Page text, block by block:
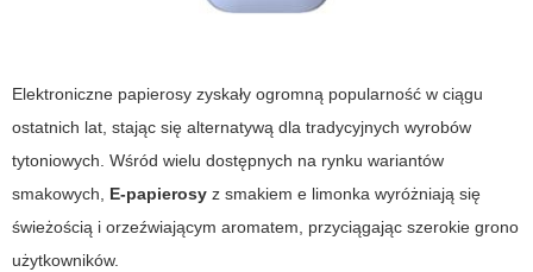
Elektroniczne papierosy zyskały ogromną popularność w ciągu
ostatnich lat, stając się alternatywą dla tradycyjnych wyrobów
tytoniowych. Wśród wielu dostępnych na rynku wariantów
smakowych, E-papierosy z smakiem e limonka wyróżniają się
świeżością i orzeźwiającym aromatem, przyciągając szerokie grono
użytkowników.